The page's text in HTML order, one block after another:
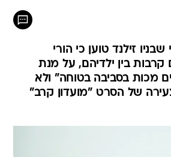
זילנד טוען כי הורי
קרבות בין ילדיהם, על מנת
מכות בסביבה בטוחה" ולא
של הסרט "מועדון קרב"